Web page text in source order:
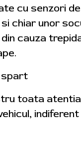
cu senzori
chiar unor
cauza
spart
toata